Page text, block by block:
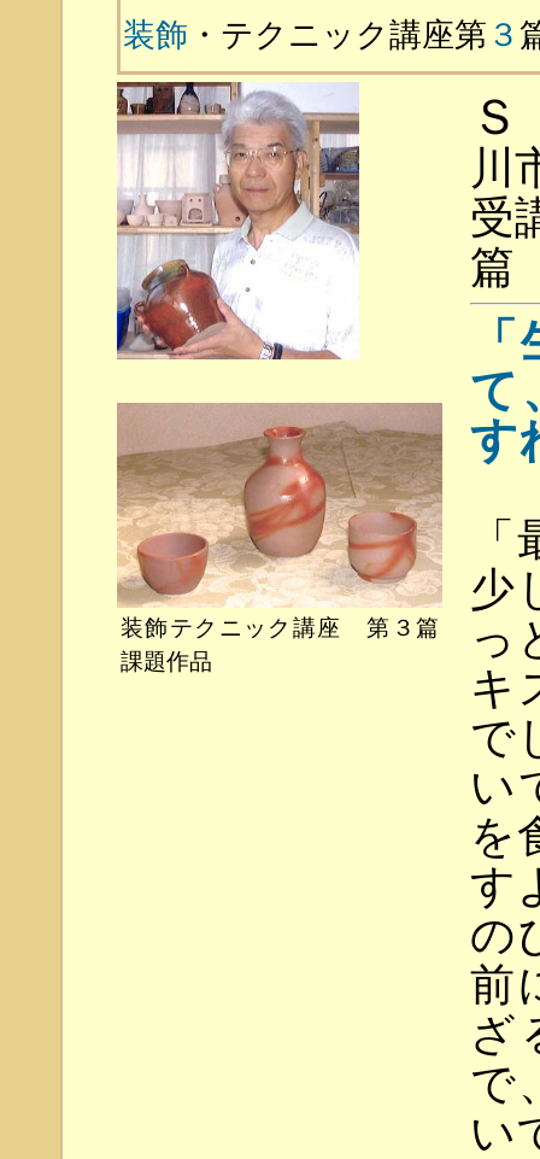
装飾 ・テクニック講座第 ３
装飾テクニック講座 第３篇
課題作品
Ｓ
川
受
篇
て
す
少
っ
キ
で
い
を
す
の
前
ざ
で
い